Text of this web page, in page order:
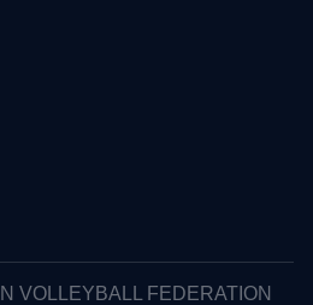
VOLLEYBALL FEDERATION